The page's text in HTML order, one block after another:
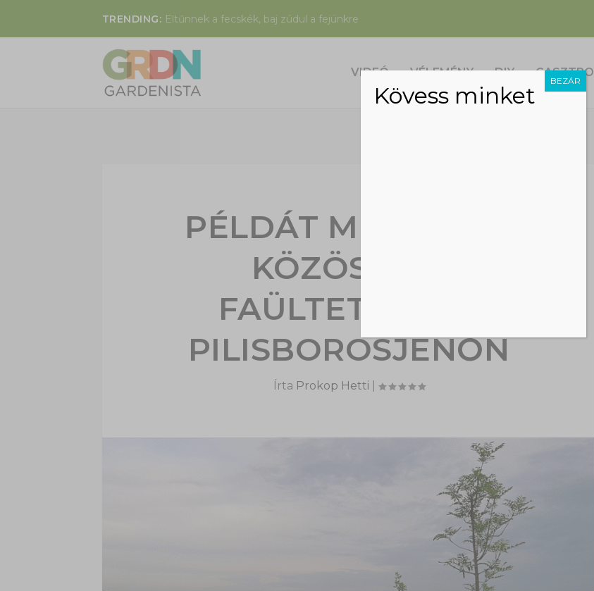
TRENDING: Eltűnnek a fecskék, baj zúdul a fejünkre
VIDEÓ VÉLEMÉNY DIY GASZTRO
PÉLDÁT MUTATTAK
KÖZÖSSÉGI
FAÜLTETÉSBŐL
PILISBOROSJENŐN
Írta Prokop Hetti
Kövess minket
BEZÁR